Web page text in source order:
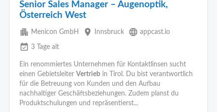
Senior Sales Manager – Augenoptik,
Österreich West
apartment Menicon GmbH place Innsbruck language appcast.io
event_available 3 Tage alt
Ein renommiertes Unternehmen für Kontaktlinsen sucht
einen Gebietsleiter Vertrieb in Tirol. Du bist verantwortlich
für die Betreuung von Kunden und den Aufbau
nachhaltiger Geschäftsbeziehungen. Zudem planst du
Produktschulungen und repräsentierst...